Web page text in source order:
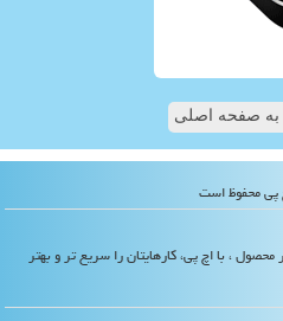
به صفحه اصلی
، با اچ پی، کارهایتان را سریع تر و بهتر